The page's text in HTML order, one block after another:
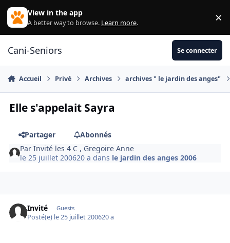
Aller au contenu
View in the app
A better way to browse. Learn more. ×
Cani-Seniors Se connecter
Accueil Privé Archives archives " le jardin des anges"
Elle s'appelait Sayra
Partager
Abonnés
ParInvité les 4 C , Gregoire Anne
le 25 juillet 200620 a dans le jardin des anges 2006
Invité Guests
Posté(e) le 25 juillet 200620 a